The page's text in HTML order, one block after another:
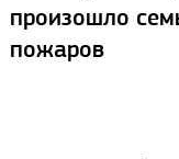
произошло
пожаров